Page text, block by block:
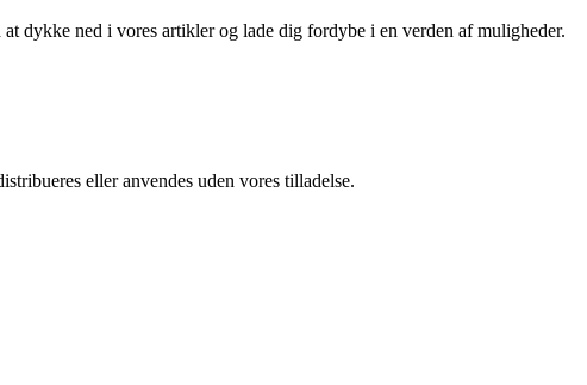
dykke ned i vores artikler og lade dig fordybe i en verden af muligheder.
eller anvendes uden vores tilladelse.